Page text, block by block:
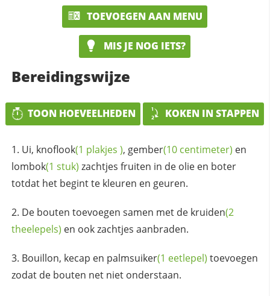
TOEVOEGEN AAN MENU
MIS JE NOG IETS?
Bereidingswijze
TOON HOEVEELHEDEN KOKEN IN STAPPEN
Ui, knoflook(1 plakjes ), gember(10 centimeter) en
lombok(1 stuk) zachtjes fruiten in de olie en boter
totdat het begint te kleuren en geuren.
De bouten toevoegen samen met de kruiden(2
theelepels) en ook zachtjes aanbraden.
Bouillon, kecap en palmsuiker(1 eetlepel) toevoegen
zodat de bouten net niet onderstaan.